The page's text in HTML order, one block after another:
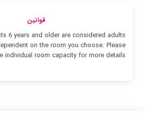
قوانین
6 years and older are considered adults.
on the room you choose. Please
individual room capacity for more details.